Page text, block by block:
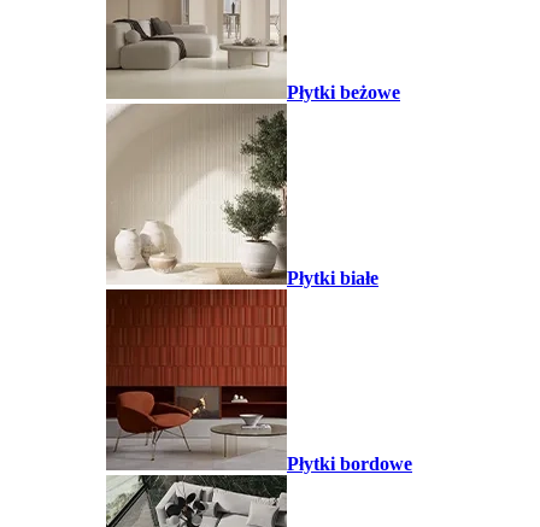
Płytki beżowe
Płytki białe
Płytki bordowe